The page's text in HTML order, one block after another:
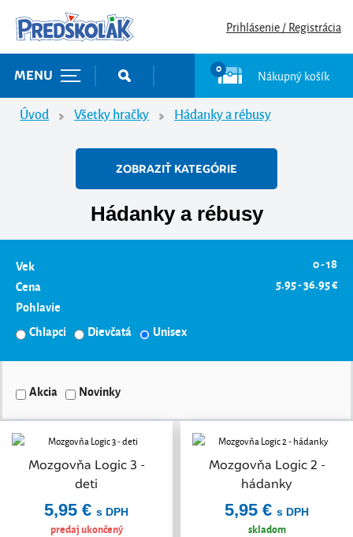
Prihlásenie / Registrácia
MENU 0 Nákupný košík
Úvod Všetky hračky Hádanky a rébusy
ZOBRAZIŤ KATEGÓRIE
Hádanky a rébusy
Vek
0 - 18
Cena
5.95 - 36.95 €
Pohlavie
Chlapci
Dievčatá Unisex
Akcia Novinky
Mozgovňa Logic 3 -
deti
5,95 € s DPH
predaj ukončený
Mozgovňa Logic 2 -
hádanky
5,95 € s DPH
skladom